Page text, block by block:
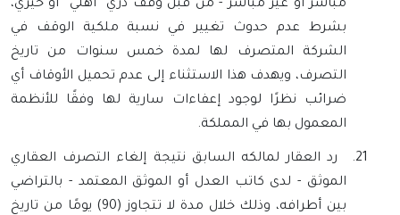
مباشر أو غير مباشر - من قبل وقف ذري “أهلي” أو خيري،
بشرط عدم حدوث تغيير في نسبة ملكية الوقف في
الشركة المتصرف لها لمدة خمس سنوات من تاريخ
التصرف، ويهدف هذا الاستثناء إلى عدم تحميل الأوقاف أي
ضرائب نظرًا لوجود إعفاءات سارية لها وفقًا للأنظمة
المعمول بها في المملكة.
21.
رد العقار لمالكه السابق نتيجة إلغاء التصرف العقاري
الموثق - لدى كاتب العدل أو الموثق المعتمد - بالتراضي
بين أطرافه، وذلك خلال مدة لا تتجاوز (90) يومًا من تاريخ